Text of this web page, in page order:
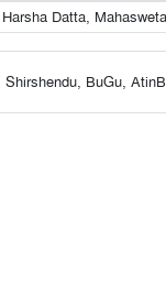
Datta, Mahasweta)
BuGu,